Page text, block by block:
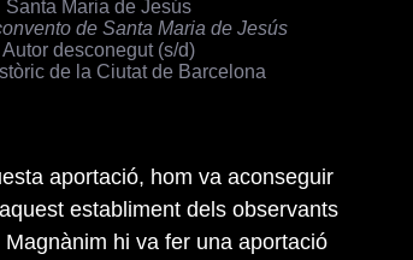
Santa Maria de Jesús
de Santa Maria de Jesús
Autor desconegut (s/d)
de la Ciutat de Barcelona
aportació, hom va aconseguir
establiment dels observants
hi va fer una aportació